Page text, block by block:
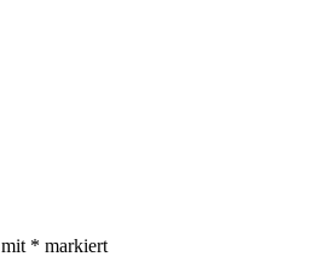
* markiert